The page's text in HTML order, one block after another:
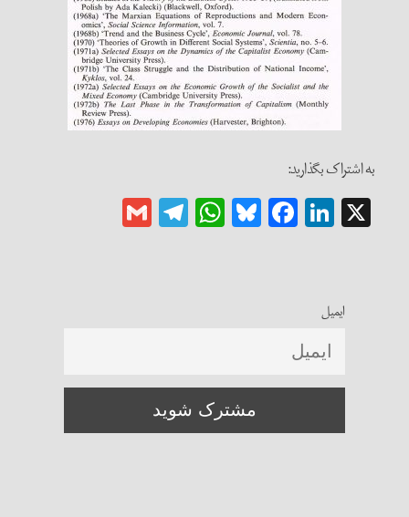
به اشتراک بگذارید:
X
LinkedIn
Facebook
Bluesky
WhatsApp
Telegram
ایمیل